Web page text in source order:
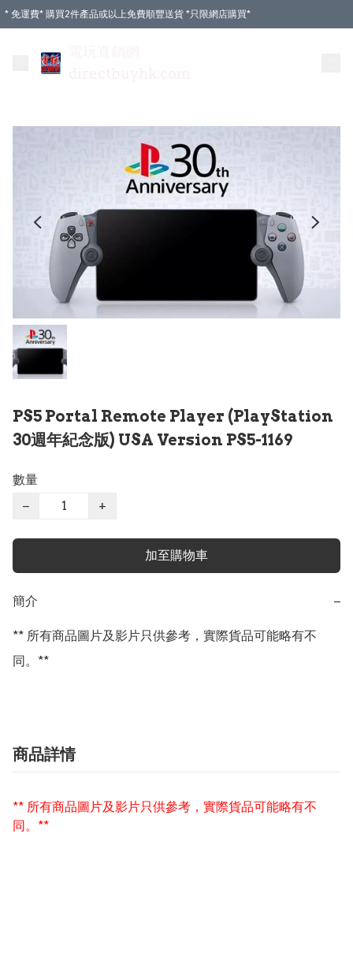
* 免運費* 購買2件產品或以上免費順豐送貨 *只限網店購買*
PS5 Portal Remote Player (PlayStation
30週年紀念版) USA Version PS5-1169
數量
−
+
加至購物車
簡介 −
** 所有商品圖片及影片只供參考，實際貨品可能略有不
商品詳情
** 所有商品圖片及影片只供參考，實際貨品可能略有不
同。**